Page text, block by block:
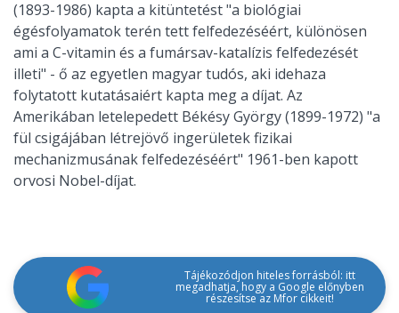
(1893-1986) kapta a kitüntetést "a biológiai
égésfolyamatok terén tett felfedezéséért, különösen
ami a C-vitamin és a fumársav-katalízis felfedezését
illeti" - ő az egyetlen magyar tudós, aki idehaza
folytatott kutatásaiért kapta meg a díjat. Az
Amerikában letelepedett Békésy György (1899-1972) "a
fül csigájában létrejövő ingerületek fizikai
mechanizmusának felfedezéséért" 1961-ben kapott
orvosi Nobel-díjat.
Tájékozódjon hiteles forrásból: itt
megadhatja, hogy a Google előnyben
részesítse az Mfor cikkeit!